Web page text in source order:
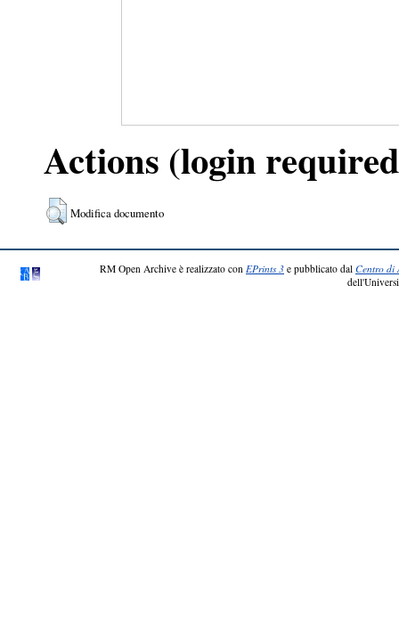
Actions (login
Modifica documento
RM Open Archive è realizzato con EPrints 3 e pubblicato dal Centro di